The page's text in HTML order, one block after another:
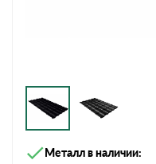
Металл в наличии